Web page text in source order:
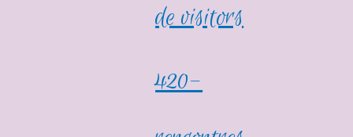
de visitors
420-